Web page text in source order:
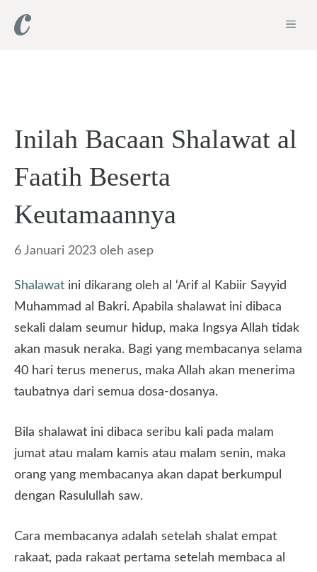
Inilah Bacaan Shalawat al
Faatih Beserta
Keutamaannya
6 Januari 2023 oleh asep
Shalawat ini dikarang oleh al ‘Arif al Kabiir Sayyid
Muhammad al Bakri. Apabila shalawat ini dibaca
sekali dalam seumur hidup, maka Ingsya Allah tidak
akan masuk neraka. Bagi yang membacanya selama
40 hari terus menerus, maka Allah akan menerima
taubatnya dari semua dosa-dosanya.
Bila shalawat ini dibaca seribu kali pada malam
jumat atau malam kamis atau malam senin, maka
orang yang membacanya akan dapat berkumpul
dengan Rasulullah saw.
Cara membacanya adalah setelah shalat empat
rakaat, pada rakaat pertama setelah membaca al